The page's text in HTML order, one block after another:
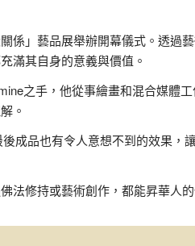
係」藝品展舉辦開幕儀式。透過
滿其自身的意義與價值。
之手，他從事繪畫和混合媒體
。
成品也有令人意想不到的效果，
法修持或藝術創作，都能昇華人